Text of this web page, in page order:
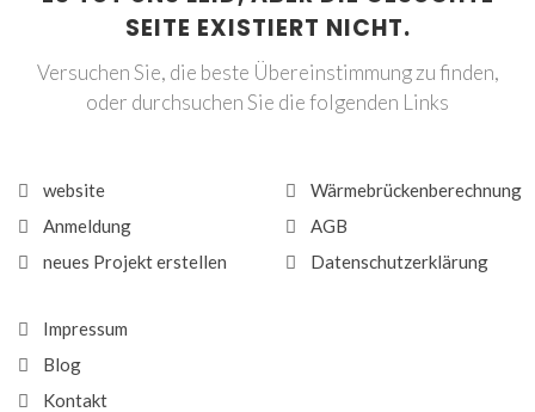
SEITE EXISTIERT NICHT.
Versuchen Sie, die beste Übereinstimmung zu finden,
oder durchsuchen Sie die folgenden Links
website
Anmeldung
neues Projekt erstellen
Wärmebrückenberechnung
AGB
Datenschutzerklärung
Impressum
Blog
Kontakt